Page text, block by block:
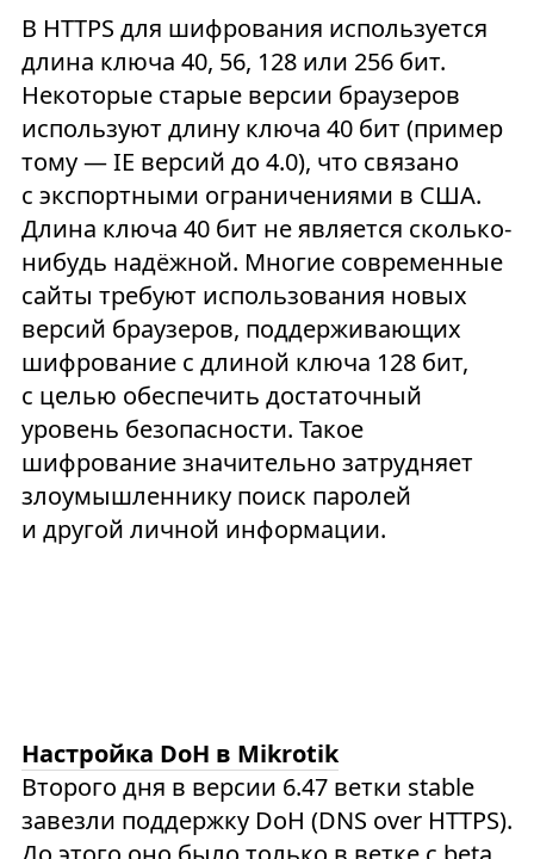
В HTTPS для шифрования используется
длина ключа 40, 56, 128 или 256 бит.
Некоторые старые версии браузеров
используют длину ключа 40 бит (пример
тому — IE версий до 4.0), что связано
с экспортными ограничениями в США.
Длина ключа 40 бит не является сколько-
нибудь надёжной. Многие современные
сайты требуют использования новых
версий браузеров, поддерживающих
шифрование с длиной ключа 128 бит,
с целью обеспечить достаточный
уровень безопасности. Такое
шифрование значительно затрудняет
злоумышленнику поиск паролей
и другой личной информации.
Настройка DoH в Mikrotik
Второго дня в версии 6.47 ветки stable
завезли поддержку DoH (DNS over HTTPS).